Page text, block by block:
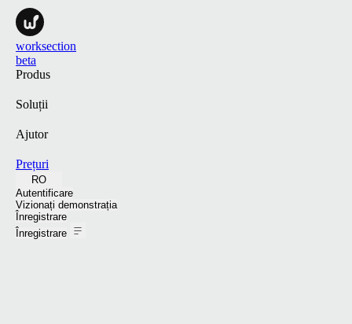
worksection
beta
Produs
Soluții
Ajutor
Prețuri
RO
Autentificare
Vizionați demonstrația
Înregistrare
Înregistrare